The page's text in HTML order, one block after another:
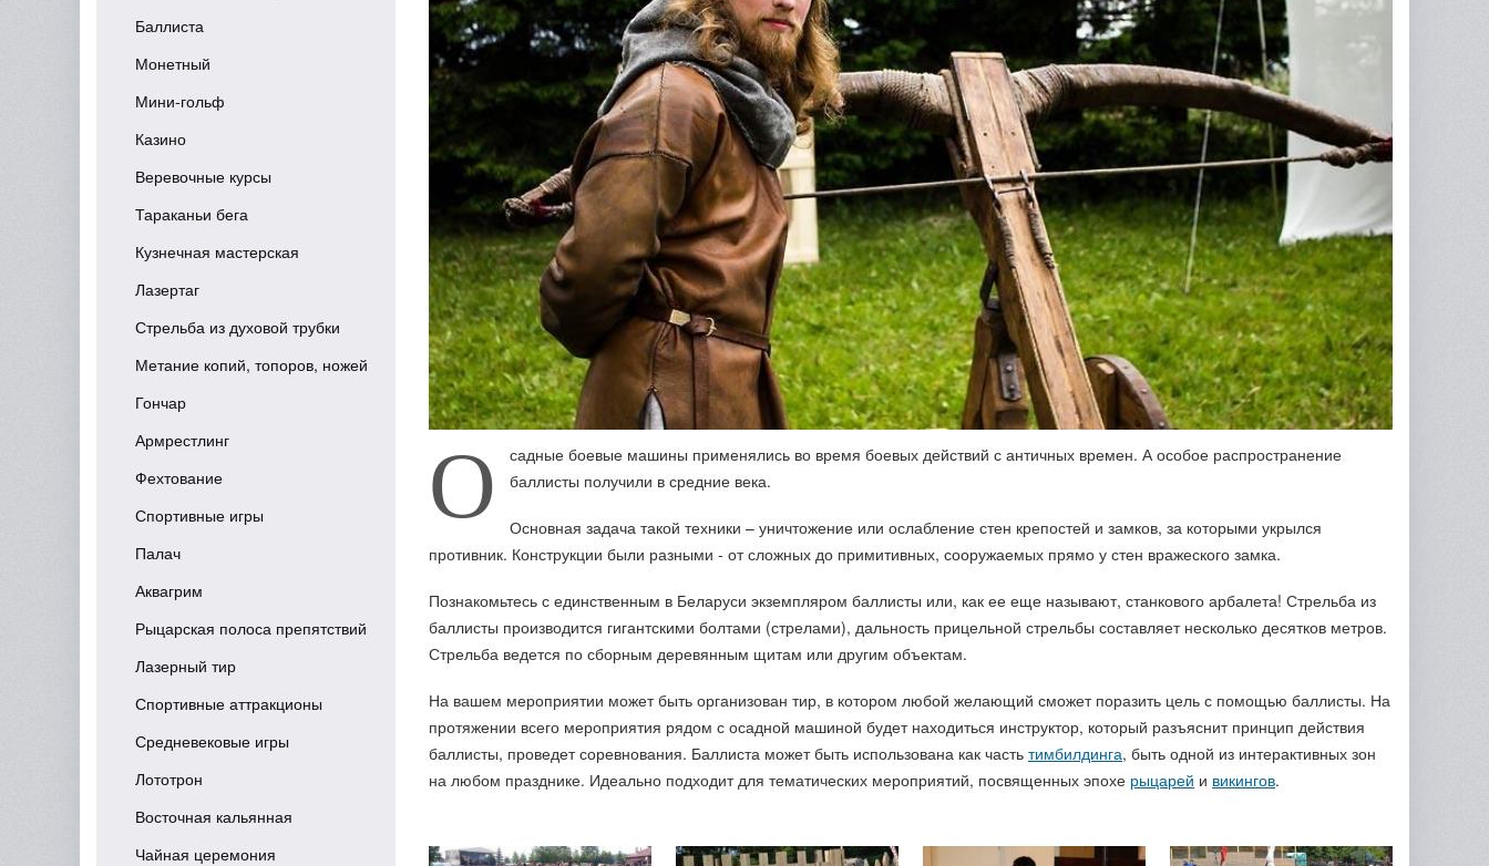
О
садные боевые машины применялись во время боевых действий с античных времен. А особое распространение
баллисты получили в средние века.
Основная задача такой техники – уничтожение или ослабление стен крепостей и замков, за которыми укрылся
противник. Конструкции были разными - от сложных до примитивных, сооружаемых прямо у стен вражеского замка.
Познакомьтесь с единственным в Беларуси экземпляром баллисты или, как ее еще называют, станкового арбалета! Стрельба из
баллисты производится гигантскими болтами (стрелами), дальность прицельной стрельбы составляет несколько десятков метров.
Стрельба ведется по сборным деревянным щитам или другим объектам.
На вашем мероприятии может быть организован тир, в котором любой желающий сможет поразить цель с помощью баллисты. На
протяжении всего мероприятия рядом с осадной машиной будет находиться инструктор, который разъяснит принцип действия
баллисты, проведет соревнования. Баллиста может быть использована как часть тимбилдинга, быть одной из интерактивных зон
на любом празднике. Идеально подходит для тематических мероприятий, посвященных эпохе рыцарей и викингов.
Баллиста
Монетный
Мини-гольф
Казино
Веревочные курсы
Тараканьи бега
Кузнечная мастерская
Лазертаг
Стрельба из духовой трубки
Метание копий, топоров, ножей
Гончар
Армрестлинг
Фехтование
Спортивные игры
Палач
Аквагрим
Рыцарская полоса препятствий
Лазерный тир
Спортивные аттракционы
Средневековые игры
Лототрон
Восточная кальянная
Чайная церемония